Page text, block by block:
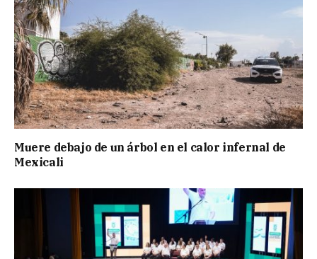
Muere debajo de un árbol en el calor infernal de
Mexicali